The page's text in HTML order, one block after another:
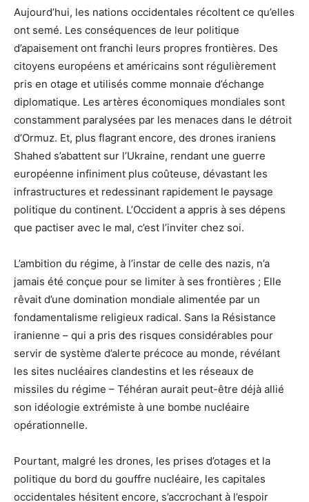
Aujourd’hui, les nations occidentales récoltent ce qu’elles
ont semé. Les conséquences de leur politique
d’apaisement ont franchi leurs propres frontières. Des
citoyens européens et américains sont régulièrement
pris en otage et utilisés comme monnaie d’échange
diplomatique. Les artères économiques mondiales sont
constamment paralysées par les menaces dans le détroit
d’Ormuz. Et, plus flagrant encore, des drones iraniens
Shahed s’abattent sur l’Ukraine, rendant une guerre
européenne infiniment plus coûteuse, dévastant les
infrastructures et redessinant rapidement le paysage
politique du continent. L’Occident a appris à ses dépens
que pactiser avec le mal, c’est l’inviter chez soi.
L’ambition du régime, à l’instar de celle des nazis, n’a
jamais été conçue pour se limiter à ses frontières ; Elle
rêvait d’une domination mondiale alimentée par un
fondamentalisme religieux radical. Sans la Résistance
iranienne – qui a pris des risques considérables pour
servir de système d’alerte précoce au monde, révélant
les sites nucléaires clandestins et les réseaux de
missiles du régime – Téhéran aurait peut-être déjà allié
son idéologie extrémiste à une bombe nucléaire
opérationnelle.
Pourtant, malgré les drones, les prises d’otages et la
politique du bord du gouffre nucléaire, les capitales
occidentales hésitent encore, s’accrochant à l’espoir